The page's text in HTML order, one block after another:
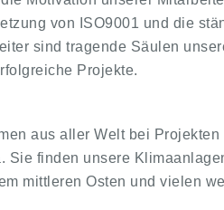
von ISO9001 und die
sind tragende Säulen
Projekte.
aus aller Welt bei
Sie finden unsere
mittleren Osten und vielen